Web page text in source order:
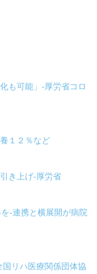
も可能」-厚労省コロ
１２％など
き上げ-厚労省
-連携と横展開が病院
リハ医療関係団体協